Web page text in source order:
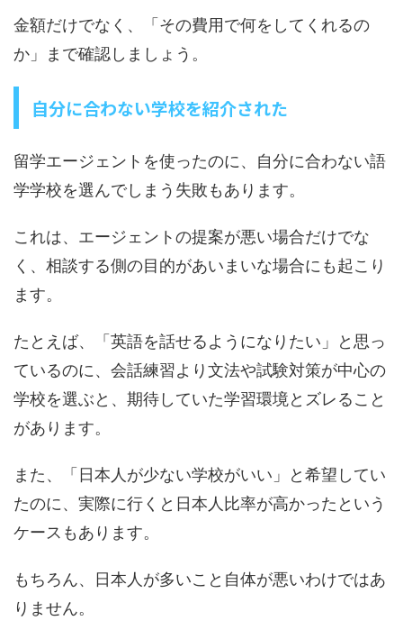
金額だけでなく、「その費用で何をしてくれるの
か」まで確認しましょう。
自分に合わない学校を紹介された
留学エージェントを使ったのに、自分に合わない語
学学校を選んでしまう失敗もあります。
これは、エージェントの提案が悪い場合だけでな
く、相談する側の目的があいまいな場合にも起こり
ます。
たとえば、「英語を話せるようになりたい」と思っ
ているのに、会話練習より文法や試験対策が中心の
学校を選ぶと、期待していた学習環境とズレること
があります。
また、「日本人が少ない学校がいい」と希望してい
たのに、実際に行くと日本人比率が高かったという
ケースもあります。
もちろん、日本人が多いこと自体が悪いわけではあ
りません。